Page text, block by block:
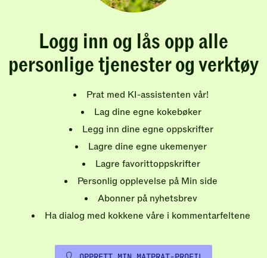
Logg inn og lås opp alle
personlige tjenester og verktøy
Prat med KI-assistenten vår!
Lag dine egne kokebøker
Legg inn dine egne oppskrifter
Lagre dine egne ukemenyer
Lagre favorittoppskrifter
Personlig opplevelse på Min side
Abonner på nyhetsbrev
Ha dialog med kokkene våre i kommentarfeltene